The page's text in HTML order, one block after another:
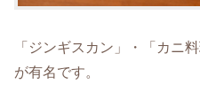
「ジンギスカン」・「カニ
が有名です。